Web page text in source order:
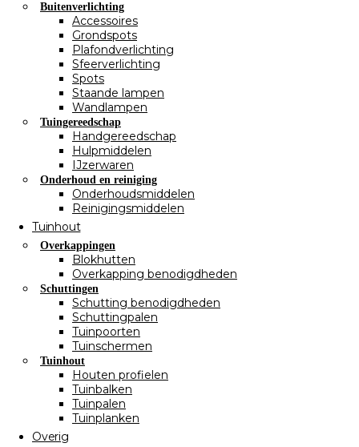
Buitenverlichting
Accessoires
Grondspots
Plafondverlichting
Sfeerverlichting
Spots
Staande lampen
Wandlampen
Tuingereedschap
Handgereedschap
Hulpmiddelen
IJzerwaren
Onderhoud en reiniging
Onderhoudsmiddelen
Reinigingsmiddelen
Tuinhout
Overkappingen
Blokhutten
Overkapping benodigdheden
Schuttingen
Schutting benodigdheden
Schuttingpalen
Tuinpoorten
Tuinschermen
Tuinhout
Houten profielen
Tuinbalken
Tuinpalen
Tuinplanken
Overig